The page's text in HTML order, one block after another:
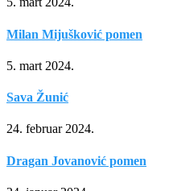
Milan Mijušković pomen
5. mart 2024.
Sava Žunić
24. februar 2024.
Dragan Jovanović pomen